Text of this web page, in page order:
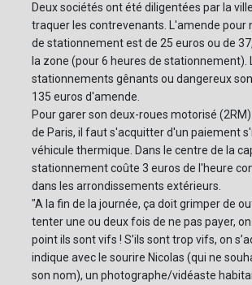
Deux sociétés ont été diligentées par la
traquer les contrevenants. L'amende pour
de stationnement est de 25 euros ou de
la zone (pour 6 heures de stationnement).
stationnements gênants ou dangereux
135 euros d'amende.
Pour garer son deux-roues motorisé
de Paris, il faut s'acquitter d'un paiement
véhicule thermique. Dans le centre de la
stationnement coûte 3 euros de l'heure
dans les arrondissements extérieurs.
"A la fin de la journée, ça doit grimper de
tenter une ou deux fois de ne pas payer, on
point ils sont vifs ! S’ils sont trop vifs, on
indique avec le sourire Nicolas (qui ne
son nom), un photographe/vidéaste